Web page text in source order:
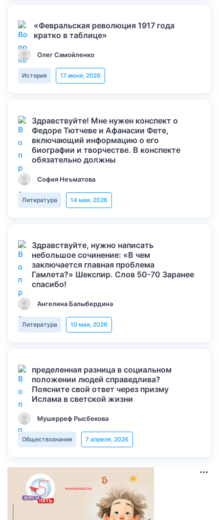
«Февральская революция 1917 года
кратко в таблице»
Олег Самойленко
История 17 июня, 2026
Здравствуйте! Мне нужен конспект о
Федоре Тютчеве и Афанасии Фете,
включающий информацию о его
биографии и творчестве. В конспекте
обязательно должны
София Неъматова
Литература 14 мая, 2026
Здравствуйте, нужно написать
небольшое сочинение: «В чем
заключается главная проблема
Гамлета?» Шекспир. Слов 50-70 Заранее
спасибо!
Ангелина Балыбердина
Литература 10 мая, 2026
пределенная разница в социальном
положении людей справедлива?
Поясните свой ответ через призму
Ислама в светской жизни
Мушерреф Рысбекова
Обществознание 7 апреля, 2026